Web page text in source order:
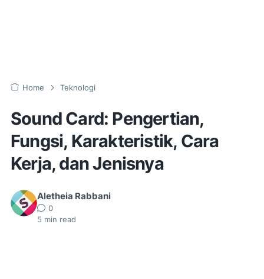
Home Teknologi
Sound Card: Pengertian,
Fungsi, Karakteristik, Cara
Kerja, dan Jenisnya
Aletheia Rabbani
0
5 min read